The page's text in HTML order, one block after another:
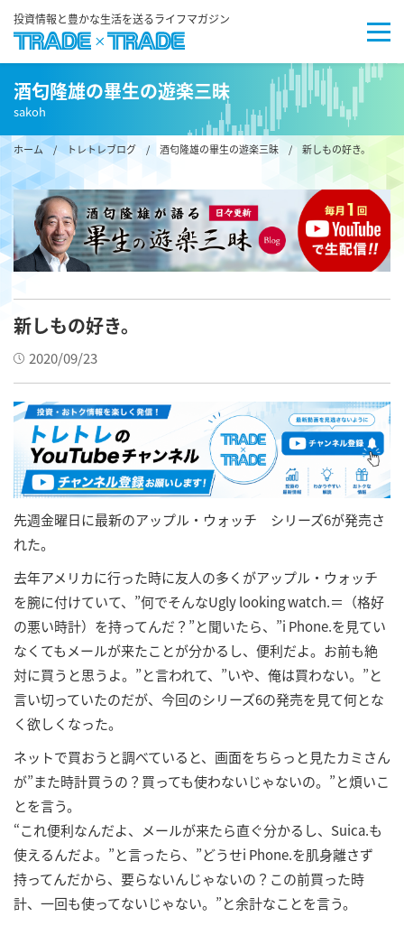
投資情報と豊かな生活を送るライフマガジン
酒匂隆雄の畢生の遊楽三昧
sakoh
ホーム/ トレトレブログ / 酒匂隆雄の畢生の遊楽三昧 / 新しもの好き。
新しもの好き。
2020/09/23
先週金曜日に最新のアップル・ウォッチ シリーズ6が発売さ
れた。
去年アメリカに行った時に友人の多くがアップル・ウォッチ
を腕に付けていて、”何でそんなUgly looking watch.＝（格好
の悪い時計）を持ってんだ？”と聞いたら、”i Phone.を見てい
なくてもメールが来たことが分かるし、便利だよ。お前も絶
対に買うと思うよ。”と言われて、”いや、俺は買わない。”と
言い切っていたのだが、今回のシリーズ6の発売を見て何とな
く欲しくなった。
ネットで買おうと調べていると、画面をちらっと見たカミさん
が”また時計買うの？買っても使わないじゃないの。”と煩いこ
とを言う。
“これ便利なんだよ、メールが来たら直ぐ分かるし、Suica.も
使えるんだよ。”と言ったら、”どうせi Phone.を肌身離さず
持ってんだから、要らないんじゃないの？この前買った時
計、一回も使ってないじゃない。”と余計なことを言う。